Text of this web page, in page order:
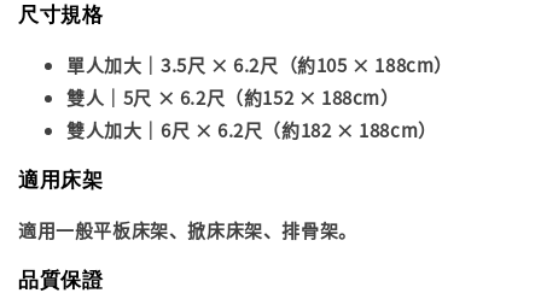
尺寸規格
單人加大｜3.5尺 × 6.2尺（約105 × 188cm）
雙人｜5尺 × 6.2尺（約152 × 188cm）
雙人加大｜6尺 × 6.2尺（約182 × 188cm）
適用床架
適用一般平板床架、掀床床架、排骨架。
品質保證